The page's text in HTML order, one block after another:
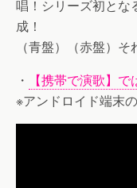
唱！シリーズ初とな
成！
（青盤）（赤盤）そ
・
【携帯で演歌】
※アンドロイド端末